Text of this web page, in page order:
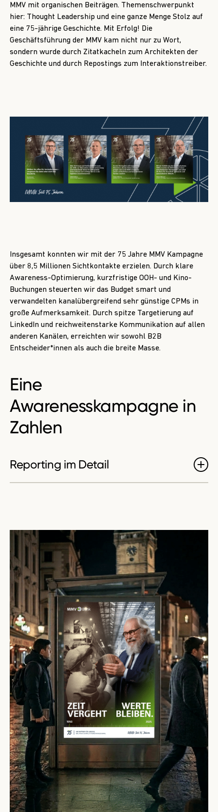
MMV mit organischen Beiträgen. Themenschwerpunkt
hier: Thought Leadership und eine ganze Menge Stolz auf
eine 75-jährige Geschichte. Mit Erfolg! Die
Geschäftsführung der MMV kam nicht nur zu Wort,
sondern wurde durch Zitatkacheln zum Architekten der
Geschichte und durch Repostings zum Interaktionstreiber.
Insgesamt konnten wir mit der 75 Jahre MMV Kampagne
über 8,5 Millionen Sichtkontakte erzielen. Durch klare
Awareness-Optimierung, kurzfristige OOH- und Kino-
Buchungen steuerten wir das Budget smart und
verwandelten kanalübergreifend sehr günstige CPMs in
große Aufmerksamkeit. Durch spitze Targetierung auf
LinkedIn und reichweitenstarke Kommunikation auf allen
anderen Kanälen, erreichten wir sowohl B2B
Entscheider*innen als auch die breite Masse.
Eine
Awarenesskampagne in
Zahlen
Reporting im Detail